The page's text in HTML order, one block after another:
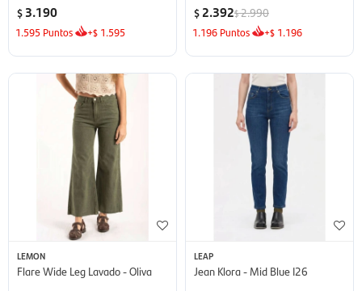
$ 3.190
1.595 Puntos +$ 1.595
$ 2.392$2.990
1.196 Puntos +$ 1.196
LEMON
Flare Wide Leg Lavado - Oliva
LEAP
Jean Klora - Mid Blue I26